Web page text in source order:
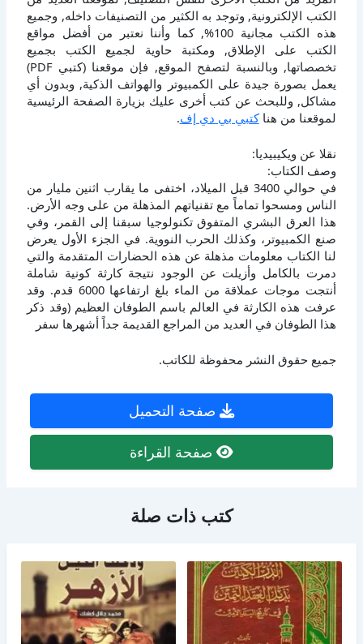
الكتب الإلكترونية, وتوجد به الكثير من التصنيفات داخله, وجميع
هذه الكتب مجانية 100%, كما وأننا نعتبر من أفضل مواقع
الكتب على الإطلاق, ومكتبة حاوية لجميع الكتب بجميع
تخصصاتها, وبالنسبة لتصفح الموقع, فإن موقعنا (كتبي PDF)
يعمل بصورة جيدة على الكمبيوتر والهواتف الذكية, وبدون أي
مشاكل, وللبحث عن كتب أخرى عليك بزيارة الصفحة الرئيسية
لموقعنا من هناكتبي بي دي إف.
نقلا عن ويكيبيديا:
وصف الكتاب:
في حوالي 3400 قبل الميلاد، اختفى ما يقارب اثنين مليار من
الناس ومسحوا تماماً مع تقنياتهم المذهلة من على وجه الأرض.
هذا العرق البشري المتفوق تكنولوجيا سبقنا إلى القمر، وفي
صنع الكمبيوتر، وكذلك الحرب النووية. في الجزء الأول يعرض
لنا الكتاب معلومات مذهلة عن هذه الحضارات المتقدمة والتي
دمرت بالكامل وأزيلت عن الوجود نتيجة كارثة كونية شاملة
أنتجت موجات عملاقة من الماء بلغ ارتفاعها 6000 قدم. وقد
عرفت هذه الكارثة في العالم باسم الطوفان العظيم (وقد ذكر
هذا الطوفان في العديد من المراجع القديمة جداً أشهرها سفر
جميع حقوق النشر محفوظة للكاتب.
صفحة التحميل
صفحة القراءة
كتب ذات صلة